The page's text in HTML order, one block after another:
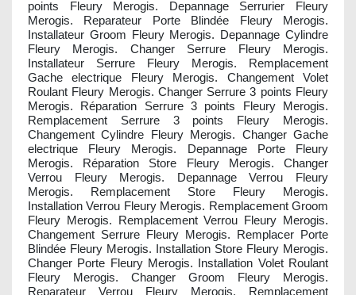
points Fleury Merogis. Depannage Serrurier Fleury
Merogis. Reparateur Porte Blindée Fleury Merogis.
Installateur Groom Fleury Merogis. Depannage Cylindre
Fleury Merogis. Changer Serrure Fleury Merogis.
Installateur Serrure Fleury Merogis. Remplacement
Gache electrique Fleury Merogis. Changement Volet
Roulant Fleury Merogis. Changer Serrure 3 points Fleury
Merogis. Réparation Serrure 3 points Fleury Merogis.
Remplacement Serrure 3 points Fleury Merogis.
Changement Cylindre Fleury Merogis. Changer Gache
electrique Fleury Merogis. Depannage Porte Fleury
Merogis. Réparation Store Fleury Merogis. Changer
Verrou Fleury Merogis. Depannage Verrou Fleury
Merogis. Remplacement Store Fleury Merogis.
Installation Verrou Fleury Merogis. Remplacement Groom
Fleury Merogis. Remplacement Verrou Fleury Merogis.
Changement Serrure Fleury Merogis. Remplacer Porte
Blindée Fleury Merogis. Installation Store Fleury Merogis.
Changer Porte Fleury Merogis. Installation Volet Roulant
Fleury Merogis. Changer Groom Fleury Merogis.
Reparateur Verrou Fleury Merogis. Remplacement